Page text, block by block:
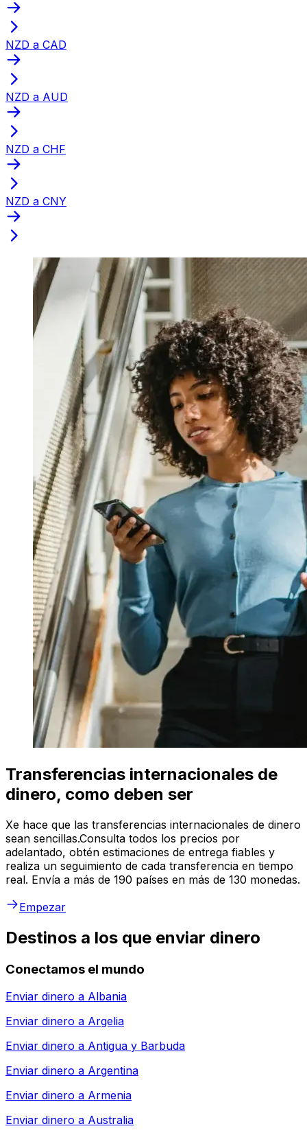
NZD a CAD
NZD a AUD
NZD a CHF
NZD a CNY
Transferencias internacionales de
dinero, como deben ser
Xe hace que las transferencias internacionales de dinero
sean sencillas.Consulta todos los precios por
adelantado, obtén estimaciones de entrega fiables y
realiza un seguimiento de cada transferencia en tiempo
real. Envía a más de 190 países en más de 130 monedas.
Empezar
Destinos a los que enviar dinero
Conectamos el mundo
Enviar dinero a Albania
Enviar dinero a Argelia
Enviar dinero a Antigua y Barbuda
Enviar dinero a Argentina
Enviar dinero a Armenia
Enviar dinero a Australia